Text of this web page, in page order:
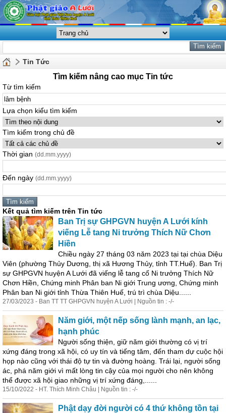
Tin Tức
Tìm kiếm nâng cao mục Tin tức
Từ tìm kiếm
Lựa chọn kiểu tìm kiếm
Tìm kiếm trong chủ đề
Thời gian (dd.mm.yyyy)
Đến ngày (dd.mm.yyyy)
Kết quả tìm kiếm trên Tin tức
Ban Trị sự GHPGVN huyện A Lưới kính
viếng Lễ tang Ni trưởng Thích Nữ Chơn
Hiền
Chiều ngày 27 tháng 03 năm 2023 tại tại chùa Diệu
Viên (phường Thủy Dương, thị xã Hương Thủy, tỉnh TT.Huế). Ban Trị
sự GHPGVN huyện A Lưới đã viếng lễ tang cố Ni trưởng Thích Nữ
Chơn Hiền, Chứng minh Phân ban Ni giới Trung ương, Chứng minh
Phân ban Ni giới tỉnh Thừa Thiên Huế, trú trì chùa Diệu......
27/03/2023 - Ban TT TT GHPGVN huyện A Lưới | Nguồn tin : -/-
Năm giới, một nếp sống lành mạnh, an lạc,
hạnh phúc
Người sống thiện, giữ năm giới thường có vị trí
xứng đáng trong xã hội, có uy tín và tiếng tăm, đến tham dự cuộc hội
họp nào cũng với thái độ tự tin và đường hoàng. Trái lại, người sống
ác, phá năm giới vì mất lòng tin cậy của mọi người cho nên không
thể được xã hội giao những vị trí xứng đáng,......
15/10/2022 - HT. Thích Minh Châu | Nguồn tin : -/-
Phật dạy đời người có 4 thứ không tồn tại